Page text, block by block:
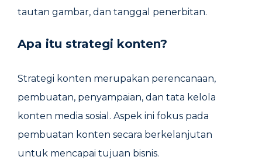
tautan gambar, dan tanggal penerbitan.
Apa itu strategi konten?
Strategi konten merupakan perencanaan,
pembuatan, penyampaian, dan tata kelola
konten media sosial. Aspek ini fokus pada
pembuatan konten secara berkelanjutan
untuk mencapai tujuan bisnis.